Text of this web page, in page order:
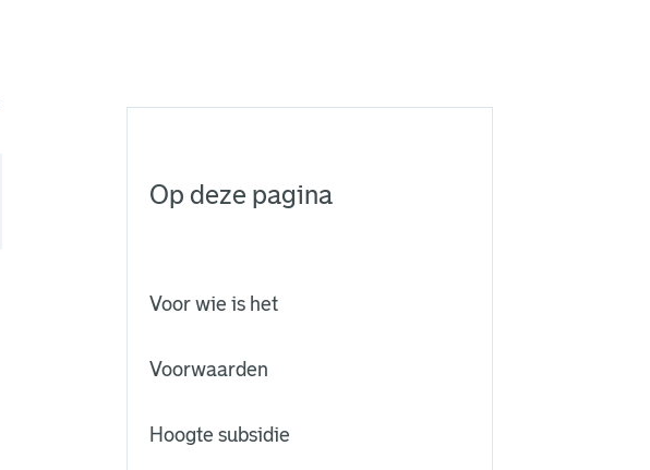
Op deze pagina
Voor wie is het
Voorwaarden
Hoogte subsidie